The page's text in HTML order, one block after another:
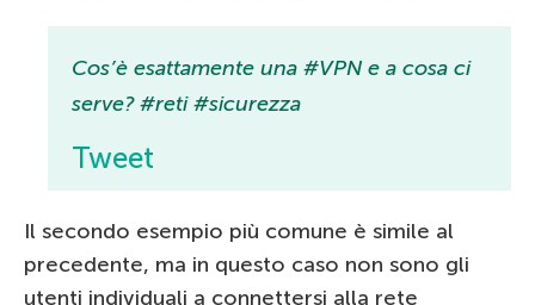
Cos’è esattamente una #VPN e a cosa ci
serve? #reti #sicurezza
Tweet
Il secondo esempio più comune è simile al
precedente, ma in questo caso non sono gli
utenti individuali a connettersi alla rete